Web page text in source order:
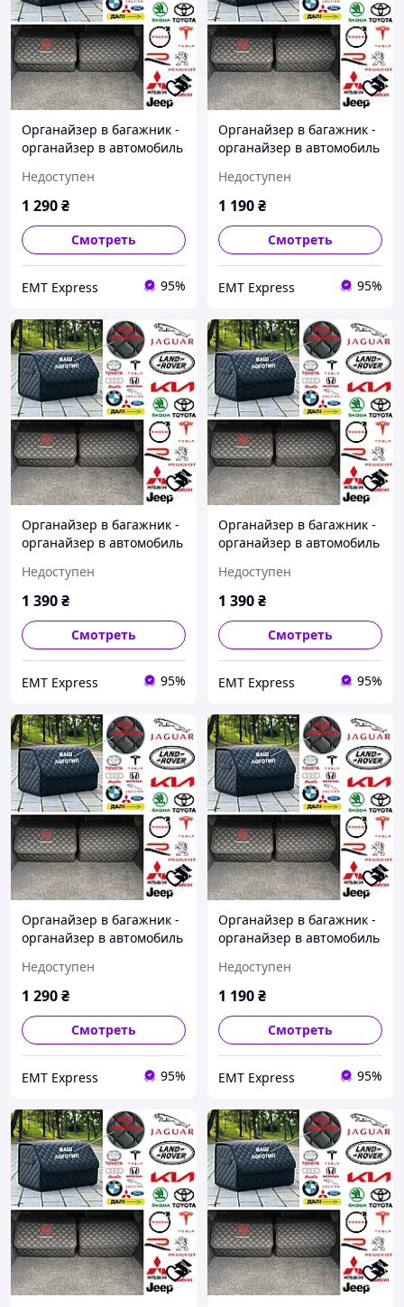
Органайзер в багажник -
органайзер в автомобиль
Цвет Черный, Размер
30х65х30 35,
Металический
Недоступен
1 290₴
Смотреть
EМT Express 95%
Органайзер в багажник -
органайзер в автомобиль
Цвет Черный, Размер
30х65х30 35,
логотипа
Недоступен
1 190₴
Смотреть
EМT Express 95%
Органайзер в багажник -
органайзер в автомобиль
Цвет Черный, Размер
30х65х30 35,
ЛОГОТИП ( Напишіть або
зателефонуйте )
Недоступен
1 390₴
Смотреть
EМT Express 95%
Органайзер в багажник -
органайзер в автомобиль
Цвет Черный, Размер
30х65х30 35,
Вышитый
Недоступен
1 390₴
Смотреть
EМT Express 95%
Органайзер в багажник -
органайзер в автомобиль
Цвет Черный, Размер
30х65х30 35,
Металический
Недоступен
1 290₴
Смотреть
EМT Express 95%
Органайзер в багажник -
органайзер в автомобиль
Цвет Черный, Размер
30х65х30 35,
логотипа
Недоступен
1 190₴
Смотреть
EМT Express 95%